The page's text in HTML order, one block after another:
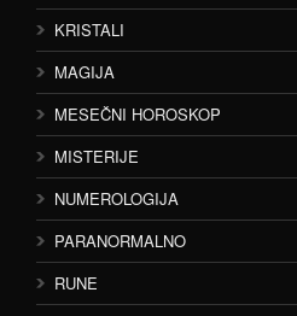
KRISTALI
MAGIJA
MESEČNI HOROSKOP
MISTERIJE
NUMEROLOGIJA
PARANORMALNO
RUNE